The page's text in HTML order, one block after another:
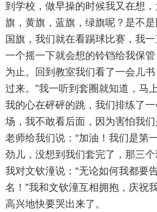
到学校，做早操的时候我又在想
旗，黄旗，蓝旗，绿旗呢？是不
国旗，我们就在看踢球比赛，我
一个摇一下就会想的铃铛给我保
为止。回到教室我们看了一会儿
过来。”我一听到套圈就知道，马
我的心在砰砰的跳，我们排练了
场，我不敢看后面，因为害怕我
老师给我们说：“加油！我们是第
劲儿，没想到我们套完了，那三个
我对文钦潼说：“无论如何我都要
名！”我和文钦潼互相拥抱，庆祝
高兴地快要哭出来了。